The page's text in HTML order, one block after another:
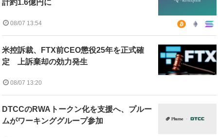
計約1.6億円に
08/07 13:54
米控訴裁、FTX前CEO懲役25年を正式確
定 上訴棄却の効力発生
08/07 13:20
DTCCのRWAトークン化を支援へ、プルー
ムがワーキンググループ参加